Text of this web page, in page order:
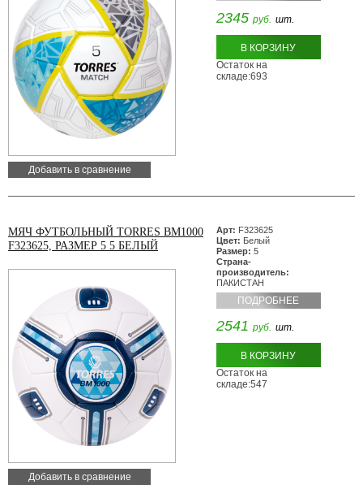
Добавить в сравнение
2345 руб. шт.
В КОРЗИНУ
Остаток на
складе:693
МЯЧ ФУТБОЛЬНЫЙ TORRES BM1000
F323625, РАЗМЕР 5 5 БЕЛЫЙ
Добавить в сравнение
Арт: F323625
Цвет: Белый
Размер: 5
Страна-
производитель:
ПАКИСТАН
ПОДРОБНЕЕ
2541 руб. шт.
В КОРЗИНУ
Остаток на
складе:547